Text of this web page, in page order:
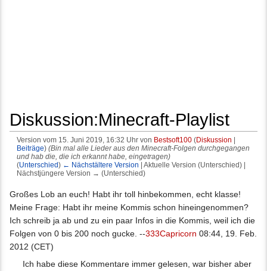
Diskussion:Minecraft-Playlist
Version vom 15. Juni 2019, 16:32 Uhr von Bestsoft100 (Diskussion
Beiträge) (Bin mal alle Lieder aus den Minecraft-Folgen durchgegangen
und hab die, die ich erkannt habe, eingetragen)
(Unterschied) ← Nächstältere Version | Aktuelle Version (Unterschied) |
Nächstjüngere Version → (Unterschied)
Großes Lob an euch! Habt ihr toll hinbekommen, echt klasse!
Meine Frage: Habt ihr meine Kommis schon hineingenommen?
Ich schreib ja ab und zu ein paar Infos in die Kommis, weil ich die
Folgen von 0 bis 200 noch gucke. --333Capricorn 08:44, 19. Feb.
2012 (CET)
Ich habe diese Kommentare immer gelesen, war bisher aber